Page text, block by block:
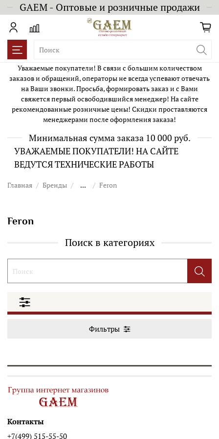
GAEM - Оптовые и розничные продажи
Уважаемые покупатели! В связи с большим количеством
заказов и обращений, операторы не всегда успевают отвечать
на Ваши звонки. Просьба, формировать заказ и с Вами
свяжется первый освободившийся менеджер! На сайте
рекомендованные розничные цены! Скидки проставляются
менеджерами после оформления заказа!
Минимальная сумма заказа 10 000 руб.
УВАЖАЕМЫЕ ПОКУПАТЕЛИ! НА САЙТЕ
ВЕДУТСЯ ТЕХНИЧЕСКИЕ РАБОТЫ
Главная Бренды ... Feron
Feron
Поиск в категориях
Фильтры
Контакты
+7(499) 515-55-50